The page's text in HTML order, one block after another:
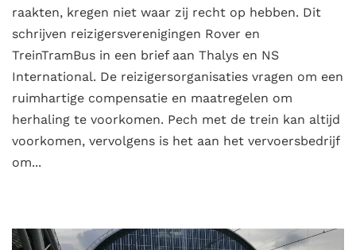
raakten, kregen niet waar zij recht op hebben. Dit
schrijven reizigersverenigingen Rover en
TreinTramBus in een brief aan Thalys en NS
International. De reizigersorganisaties vragen om een
ruimhartige compensatie en maatregelen om
herhaling te voorkomen. Pech met de trein kan altijd
voorkomen, vervolgens is het aan het vervoersbedrijf
om...